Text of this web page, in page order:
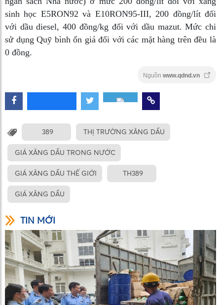
sinh học E5RON92 và E10RON95-III, 200 đồng/lít đối
với dầu diesel, 400 đồng/kg đối với dầu mazut. Mức chi
sử dụng Quỹ bình ổn giá đối với các mặt hàng trên đều là
0 đồng.
Nguồn www.qdnd.vn
389 THỊ TRƯỜNG XĂNG DẦU
GIÁ XĂNG DẦU TRONG NƯỚC
GIÁ XĂNG DẦU THẾ GIỚI TH389
GIÁ XĂNG DẦU
TIN MỚI